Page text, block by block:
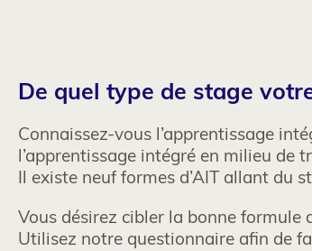
Column
Texte
De quel type de stage
Connaissez-vous l’apprentissage
l’apprentissage intégré en milieu de
Il existe neuf formes d’AIT allant du
Vous désirez cibler la bonne formule
Utilisez notre questionnaire afin de